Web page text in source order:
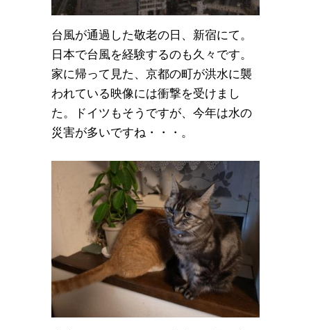
台風が通過した敬老の日、新宿にて。
日本で台風を経験するのも久々です。
家に帰って見た、京都の町が洪水に襲
われている映像には衝撃を受けまし
た。ドイツもそうですが、今年は水の
災害が多いですね・・・。